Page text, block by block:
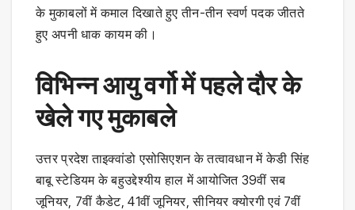
के मुकाबलों में कमाल दिखाते हुए तीन-तीन स्वर्ण पदक जीतते
हुए अपनी धाक कायम की।
विभिन्न आयु वर्गो में पहले दौर के
खेले गए मुकाबले
उत्तर प्रदेश ताइक्वांडो एसोसिएशन के तत्वावधान में केडी सिंह
बाबू स्टेडियम के बहुउद्देश्यीय हाल में आयोजित 39वीं सब
जूनियर, 7वीं कैडेट, 41वीं जूनियर, सीनियर क्योरगी एवं 7वीं